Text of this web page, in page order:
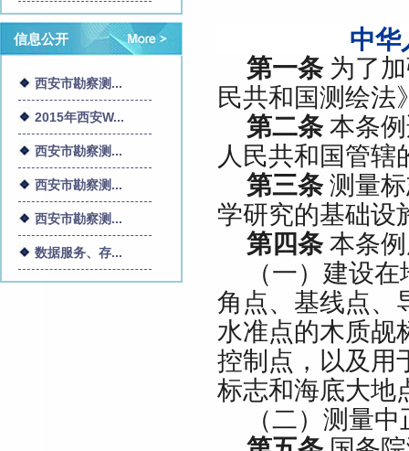
信息公开
西安市勘察测...
2015年西安W...
西安市勘察测...
西安市勘察测...
西安市勘察测...
数据服务、存...
中华
第一条为了加
民共和国测绘法
第二条本条例
人民共和国管辖
第三条测量标
学研究的基础设
第四条本条例
（一）建设
角点、基线点、
水准点的木质觇
控制点，以及用
标志和海底大地
（二）测量